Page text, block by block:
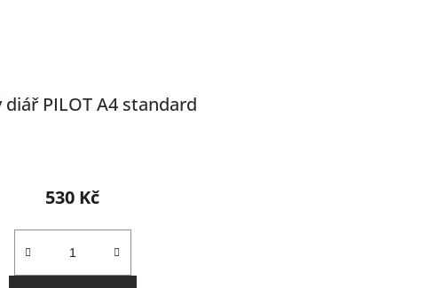
diář PILOT A4 standard
hodnocení
je
5,0
530 Kč